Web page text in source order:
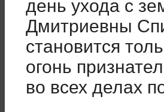
день ухода с
Дмитриевны
становится
огонь
во всех делах